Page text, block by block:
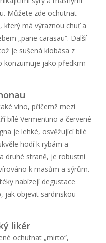
Můžete zde ochutnat
který má výraznou chuť a
„pane carasau“. Další
je sušená klobása z
konzumuje jako předkrm
víno, přičemž mezi
bílé Vermentino a červené
je lehké, osvěžující bílé
hodí k rybám a
druhé straně, je robustní
k masům a sýrům.
nabízejí degustace
jak objevit sardinskou
likér
ochutnat „mirto“,